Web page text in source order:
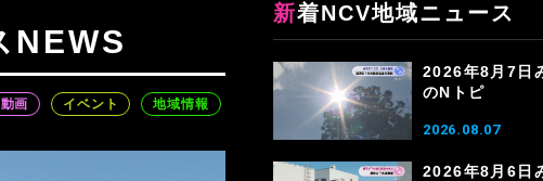
NEWS
動画 イベント 地域情報
新着NCV地域ニュース
2026年8月7日
のNトピ
2026.08.07
2026年8月6日